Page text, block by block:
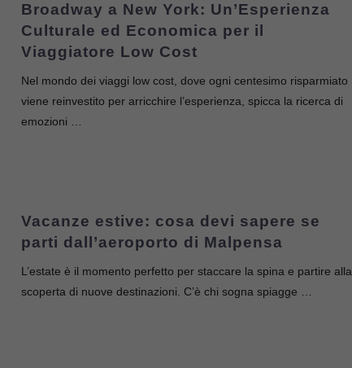
Broadway a New York: Un’Esperienza
Culturale ed Economica per il
Viaggiatore Low Cost
Nel mondo dei viaggi low cost, dove ogni centesimo risparmiato
viene reinvestito per arricchire l’esperienza, spicca la ricerca di
emozioni …
Vacanze estive: cosa devi sapere se
parti dall’aeroporto di Malpensa
L’estate è il momento perfetto per staccare la spina e partire alla
scoperta di nuove destinazioni. C’è chi sogna spiagge …